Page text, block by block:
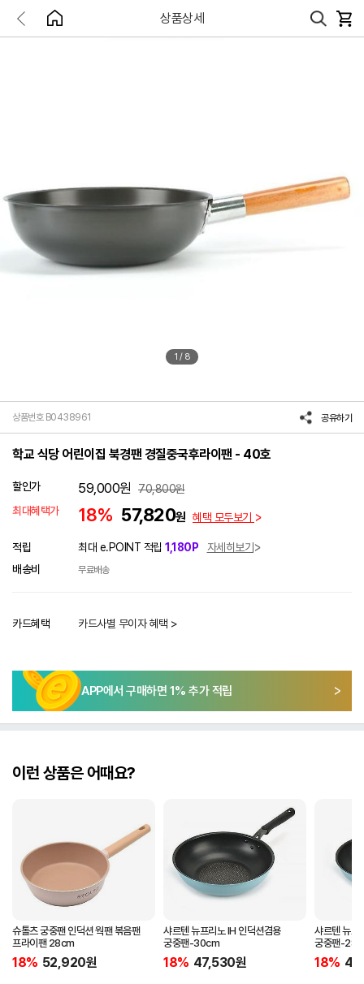
상품상세
1 / 8
상품번호 B0438961 공유하기
학교 식당 어린이집 북경팬 경질중국후라이팬 - 40호
할인가 59,000원 70,800원
최대혜택가
18% 57,820원 혜택 모두보기
적립 최대 e.POINT 적립 1,180P
자세히보기
배송비
무료배송
카드혜택 카드사별 무이자 혜택 >
APP에서 구매하면 1% 추가 적립
이런 상품은 어때요?
슈톨츠 궁중팬 인덕션 웍팬 볶음팬
프라이팬 28cm
18% 52,920원
샤르텐 뉴프리노 IH 인덕션겸용
궁중팬-30cm
18% 47,530원
샤르텐 뉴프
궁중팬-
18%